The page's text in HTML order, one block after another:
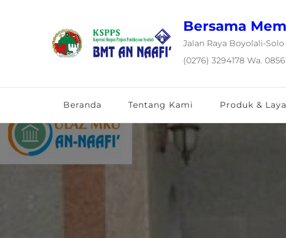
Bersama
Jalan Raya Boyolali-
(0276) 3294178 Wa.
Beranda Tentang Kami Produk &